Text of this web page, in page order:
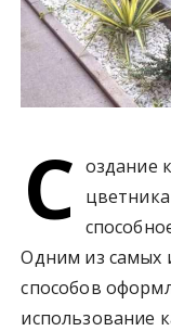
С оздание
Одним из самых
способов
использование